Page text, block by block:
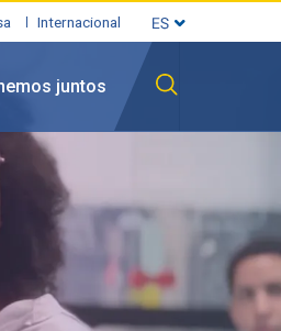
Internacional
juntos